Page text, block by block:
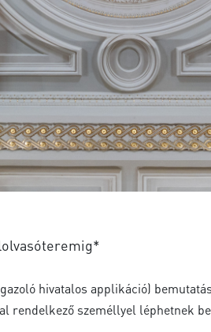
hivatalos applikáció)
rendelkező személlyel léphetnek